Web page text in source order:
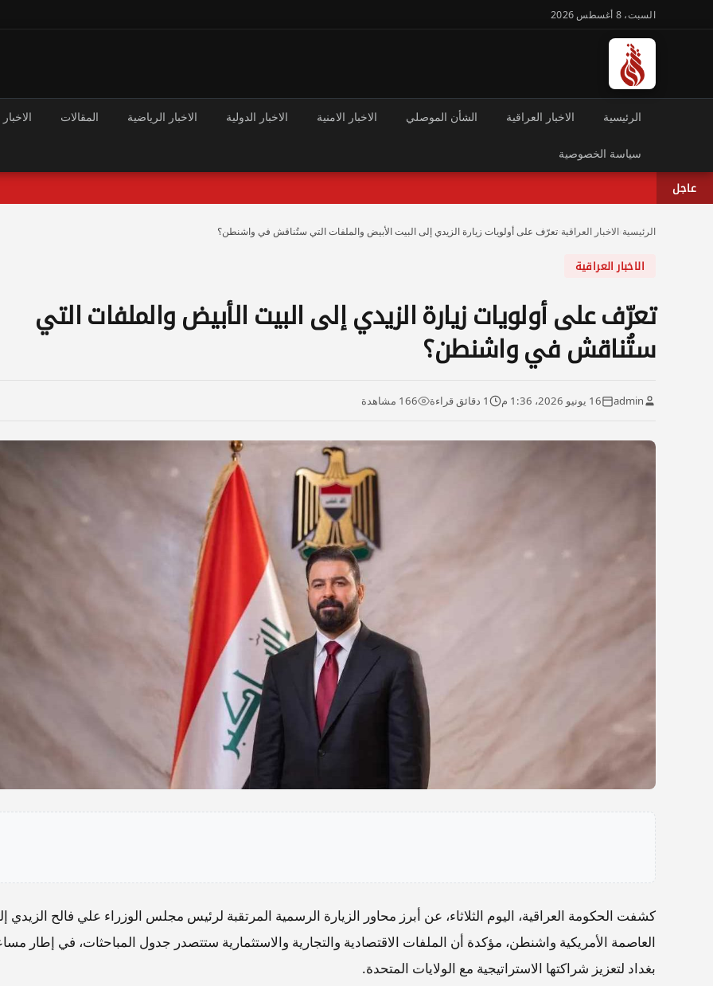
السبت، 8 أغسطس 2026
الرئيسية الاخبار العراقية الشأن الموصلي الاخبار الامنية الاخبار الدولية الاخبار الرياضية المقالات
سياسة الخصوصية
عاجل
الرئيسية الاخبار العراقية تعرّف على أولويات زيارة الزيدي إلى البيت الأبيض والملفات التي ستُناقش في واشنطن؟
الاخبار العراقية
تعرّف على أولويات زيارة الزيدي إلى البيت الأبيض والملفات التي
ستُناقش في واشنطن؟
admin 16 يونيو 2026، 1:36 م 1 دقائق قراءة 166 مشاهدة
كشفت الحكومة العراقية، اليوم الثلاثاء، عن أبرز محاور الزيارة الرسمية المرتقبة لرئيس مجلس الوزراء علي فالح الزيدي
العاصمة الأمريكية واشنطن، مؤكدة أن الملفات الاقتصادية والتجارية والاستثمارية ستتصدر جدول المباحثات، في إطار
بغداد لتعزيز شراكتها الاستراتيجية مع الولايات المتحدة.